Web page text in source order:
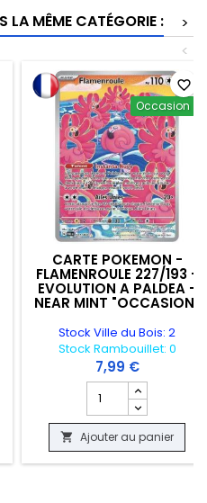
LA MÊME CATÉGORIE :
>
<
CARTE POKEMON -
Occasion
CARTE POKEMON -
FLAMENROULE 227/193 -
EVOLUTION A PALDEA -
NEAR MINT "OCCASION"
Stock Ville du Bois: 2
Stock Rambouillet: 0
7,99 €
Champ quantité du
 Ajouter au panier
favorite_border